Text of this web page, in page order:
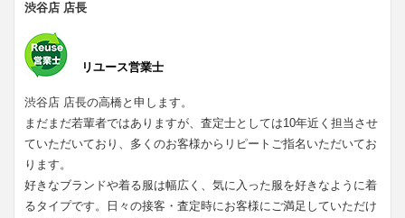
渋谷店 店長
リユース営業士
渋谷店 店長の高橋と申します。
まだまだ若輩者ではありますが、査定士としては10年近く担当させ
ていただいており、多くのお客様からリピートご指名いただいてお
ります。
好きなブランドや着る服は幅広く、気に入った服を好きなように着
るタイプです。日々の接客・査定時にお客様にご満足していただけ